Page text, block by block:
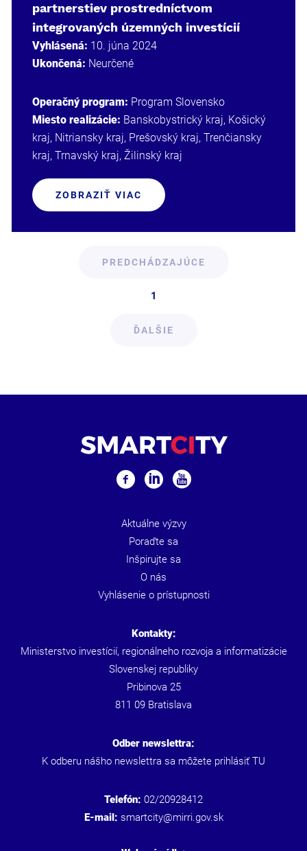
partnerstiev prostredníctvom
integrovaných územných investícií
Vyhlásená: 10. júna 2024
Ukončená: Neurčené
Operačný program: Program Slovensko
Miesto realizácie: Banskobystrický kraj, Košický
kraj, Nitriansky kraj, Prešovský kraj, Trenčiansky
kraj, Trnavský kraj, Žilinský kraj
ZOBRAZIŤ VIAC
PREDCHÁDZAJÚCE
1
ĎALŠIE
Aktuálne výzvy
Poraďte sa
Inšpirujte sa
O nás
Vyhlásenie o prístupnosti
Kontakty:
Ministerstvo investícií, regionálneho rozvoja a informatizácie
Slovenskej republiky
Pribinova 25
811 09 Bratislava
Odber newslettra:
K odberu nášho newslettra sa môžete prihlásiť TU
Telefón: 02/20928412
E-mail: smartcity@mirri.gov.sk